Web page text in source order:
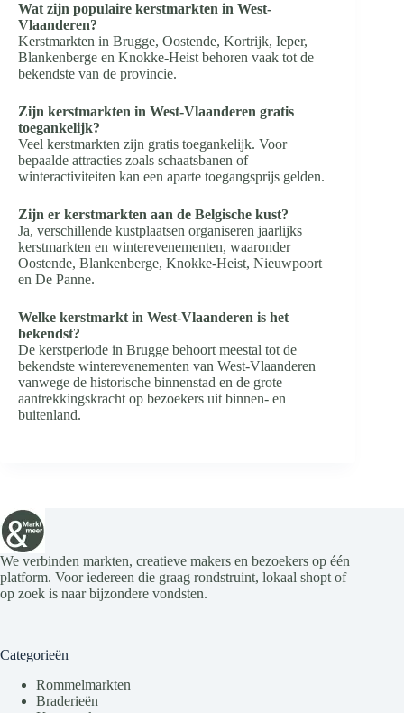
Wat zijn populaire kerstmarkten in West-
Vlaanderen?
Kerstmarkten in Brugge, Oostende, Kortrijk, Ieper,
Blankenberge en Knokke-Heist behoren vaak tot de
bekendste van de provincie.
Zijn kerstmarkten in West-Vlaanderen gratis
toegankelijk?
Veel kerstmarkten zijn gratis toegankelijk. Voor
bepaalde attracties zoals schaatsbanen of
winteractiviteiten kan een aparte toegangsprijs gelden.
Zijn er kerstmarkten aan de Belgische kust?
Ja, verschillende kustplaatsen organiseren jaarlijks
kerstmarkten en winterevenementen, waaronder
Oostende, Blankenberge, Knokke-Heist, Nieuwpoort
en De Panne.
Welke kerstmarkt in West-Vlaanderen is het
bekendst?
De kerstperiode in Brugge behoort meestal tot de
bekendste winterevenementen van West-Vlaanderen
vanwege de historische binnenstad en de grote
aantrekkingskracht op bezoekers uit binnen- en
buitenland.
We verbinden markten, creatieve makers en bezoekers op één
platform. Voor iedereen die graag rondstruint, lokaal shopt of
op zoek is naar bijzondere vondsten.
Categorieën
Rommelmarkten
Braderieën